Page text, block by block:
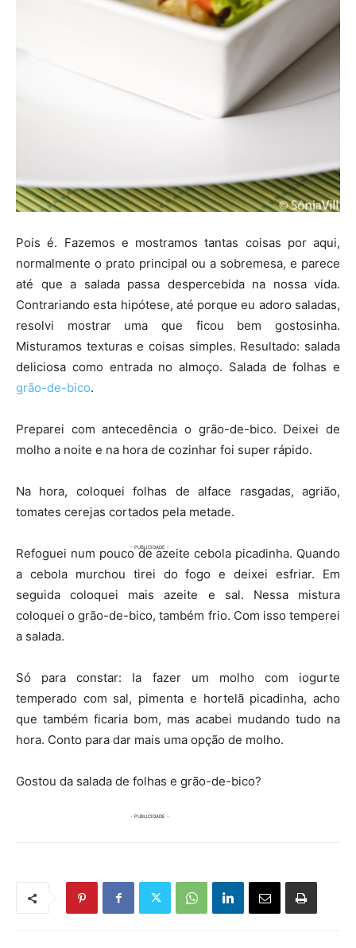
Pois é. Fazemos e mostramos tantas coisas por aqui,
normalmente o prato principal ou a sobremesa, e parece
até que a salada passa despercebida na nossa vida.
Contrariando esta hipótese, até porque eu adoro saladas,
resolvi mostrar uma que ficou bem gostosinha.
Misturamos texturas e coisas simples. Resultado: salada
deliciosa como entrada no almoço. Salada de folhas e
grão-de-bico.
Preparei com antecedência o grão-de-bico. Deixei de
molho a noite e na hora de cozinhar foi super rápido.
Na hora, coloquei folhas de alface rasgadas, agrião,
tomates cerejas cortados pela metade.
Refoguei num pouco de azeite cebola picadinha. Quando
a cebola murchou tirei do fogo e deixei esfriar. Em
seguida coloquei mais azeite e sal. Nessa mistura
coloquei o grão-de-bico, também frio. Com isso temperei
a salada.
Só para constar: Ia fazer um molho com iogurte
temperado com sal, pimenta e hortelã picadinha, acho
que também ficaria bom, mas acabei mudando tudo na
hora. Conto para dar mais uma opção de molho.
Gostou da salada de folhas e grão-de-bico?